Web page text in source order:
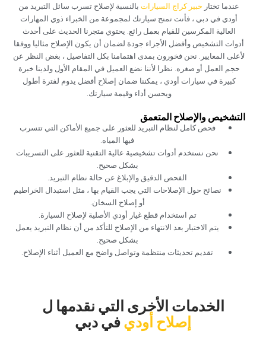
‏عندما تختار‏ ‏خبير كراج السيارات‏‏بالنسبة لإصلاح تسرب سائل التبريد من
أودي في دبي ، فأنت تمنح سيارتك لمجموعة من الخبراء ذوي المهارات
العالية المكرسين للقيام بعمل رائع. يحتوي متجرنا الحديث على أحدث
أدوات التشخيص وأفضل الأجزاء جودة لضمان أن يكون الإصلاح مثاليا ووفقا
لأعلى المعايير. نحن فخورون بمدى اهتمامنا بكل التفاصيل ، بغض النظر عن
حجم العمل أو صغره. نظرا لأننا نضع العميل في المقام الأول ولدينا خبرة
كبيرة في سيارات أودي ، يمكننا ضمان إصلاح أفضل يدوم لفترة أطول
ويحسن أداء وقيمة سيارتك.‏
‏التشخيص والإصلاح المتعمق‏
‏فحص كامل لنظام التبريد للعثور على جميع الأماكن التي تتسرب
فيها المياه.‏
‏نحن نستخدم أدوات تشخيصية عالية التقنية للعثور على التسريبات
بشكل صحيح.‏
‏الفحص الدقيق والإبلاغ عن حالة نظام التبريد.‏
‏نصائح حول الإصلاحات التي يجب القيام بها ، مثل استبدال الخراطيم
أو إصلاح السخان.‏
‏تم استخدام قطع غيار أودي الأصلية لإصلاح السيارة.‏
‏يتم الاختبار بعد الانتهاء من الإصلاح للتأكد من أن نظام التبريد يعمل
بشكل صحيح.‏
‏تقديم تحديثات منتظمة وتواصل واضح مع العميل أثناء الإصلاح.‏
‏الخدمات الأخرى التي نقدمها ل‏
إصلاح أودي‏في دبي‏